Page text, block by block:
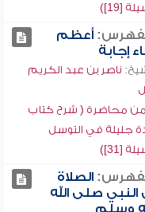
[19])
أعظم
إجابة
ناصر بن عبد الكريم
محاضرة ( شرح كتاب
جليلة في التوسل
[31])
الصلاة
صلى الله
وسلم